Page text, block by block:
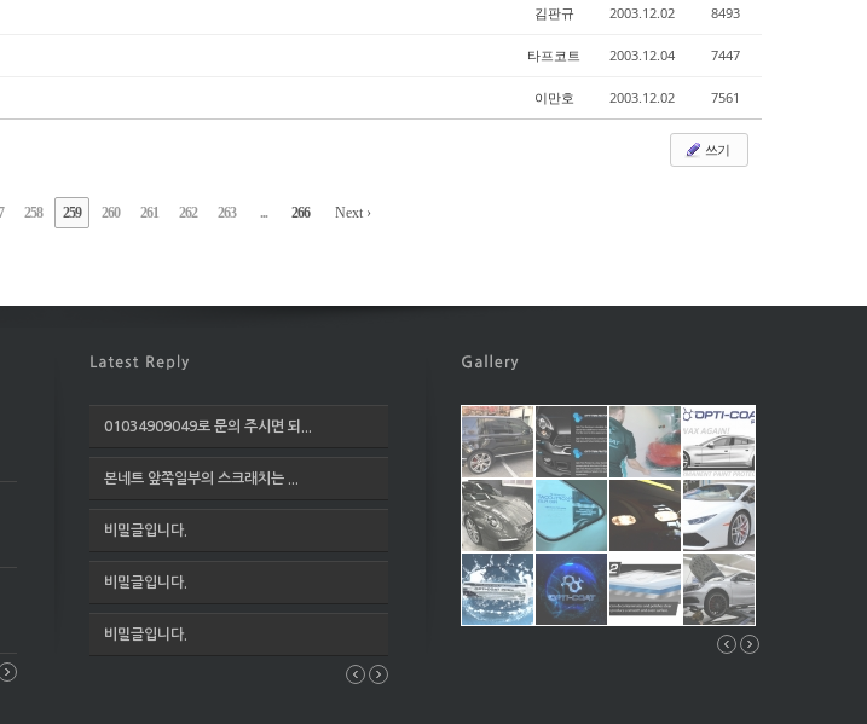
김판규 2003.12.02 8493
타프코트 2003.12.04 7447
이만호 2003.12.02 7561
쓰기
258 259 260 261 262 263 ... 266 Next ›
01034909049로 문의 주시면 되...
본네트 앞쪽일부의 스크래치는 ...
비밀글입니다.
비밀글입니다.
비밀글입니다.